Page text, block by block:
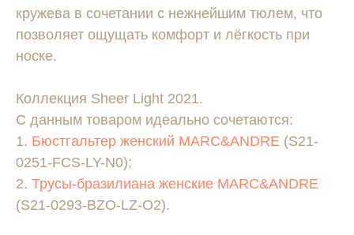
кружева в сочетании с нежнейшим тюлем, что
позволяет ощущать комфорт и лёгкость при
носке.
Коллекция Sheer Light 2021.
С данным товаром идеально сочетаются:
1. Бюстгальтер женский MARC&ANDRE (S21-
0251-FCS-LY-N0);
2. Трусы-бразилиана женские MARC&ANDRE
(S21-0293-BZO-LZ-O2).